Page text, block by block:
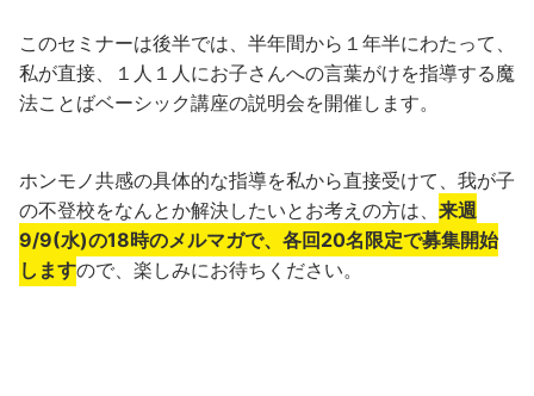
このセミナーは後半では、半年間から１年半にわたって、
私が直接、１人１人にお子さんへの言葉がけを指導する魔
法ことばベーシック講座の説明会を開催します。
ホンモノ共感の具体的な指導を私から直接受けて、我が子
の不登校をなんとか解決したいとお考えの方は、 来週
9/9(水)の18時のメルマガで、各回20名限定で募集開始
しますので、楽しみにお待ちください。